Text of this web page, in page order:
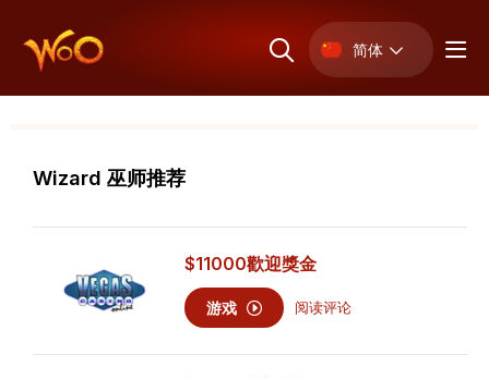
简体
Wizard 巫师推荐
$11000歡迎獎金
游戏 阅读评论